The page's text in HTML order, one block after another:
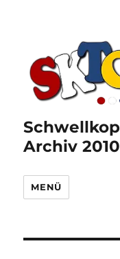
Archiv
MENÜ